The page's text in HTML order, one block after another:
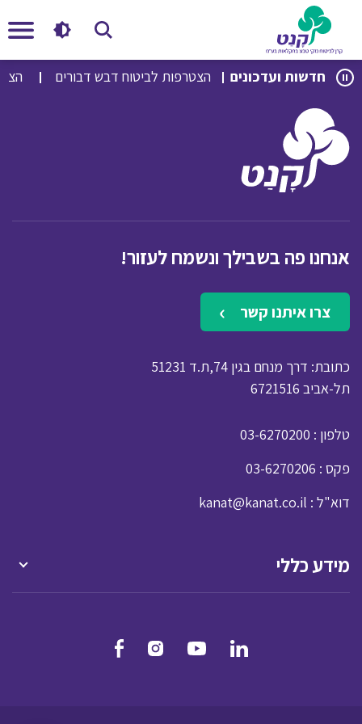
דלג
לתוכן
דלג
לניווט
חדשות ועדכונים הצטרפות לביטוח דבש דבורים
אנחנו פה בשבילך ונשמח לעזור!
צרו איתנו קשר
כתובת: דרך מנחם בגין 74,ת.ד 51231
תל-אביב 6721516
03-6270200
: טלפון
03-6270206 : פקס
kanat@kanat.co.il : דוא"ל
מידע כללי